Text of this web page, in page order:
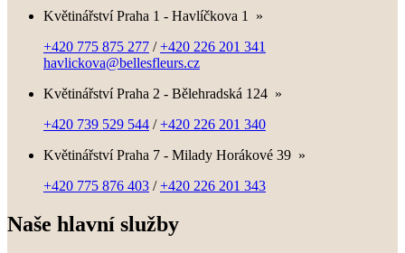
Květinářství Praha 1 - Havlíčkova 1
»
+420 775 875 277 /+420 226 201 341
havlickova@bellesfleurs.cz
Květinářství Praha 2 - Bělehradská 124 »
+420 739 529 544 /+420 226 201 340
Květinářství Praha 7 - Milady Horákové 39 »
+420 775 876 403 /+420 226 201 343
Naše hlavní služby